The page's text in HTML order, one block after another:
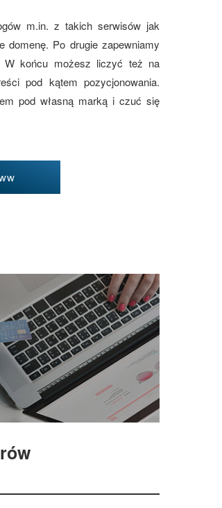
m.in. z takich serwisów jak
domenę. Po drugie zapewniamy
W końcu możesz liczyć też na
pod kątem pozycjonowania.
pod własną marką i czuć się